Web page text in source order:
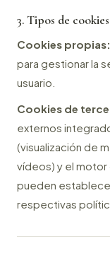
3. Tipos de
Cookies propias:
para gestionar la
usuario.
Cookies de
externos
(visualización de
vídeos) y el
pueden
respectivas